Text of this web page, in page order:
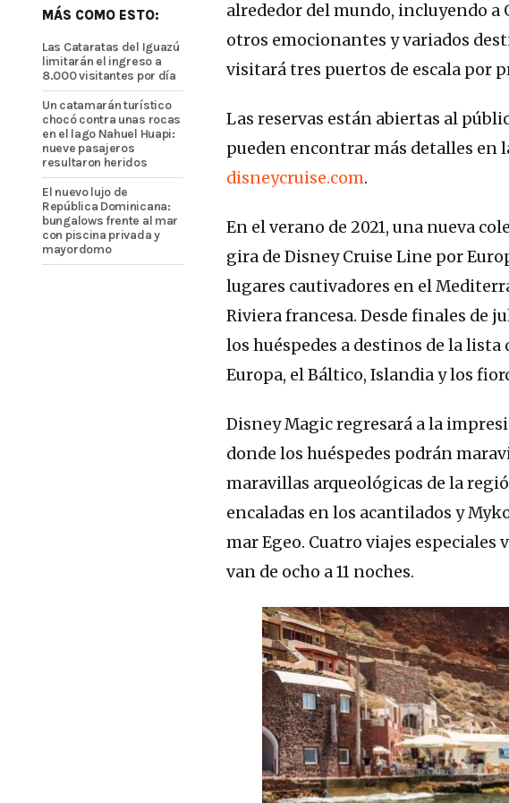
MÁS COMO ESTO:
Las Cataratas del Iguazú
limitarán el ingreso a
8.000 visitantes por día
Un catamarán turístico
chocó contra unas rocas
en el lago Nahuel Huapi:
nueve pasajeros
resultaron heridos
El nuevo lujo de
República Dominicana:
bungalows frente al mar
con piscina privada y
mayordomo
alrededor del mundo, incluyendo a
otros emocionantes y variados
visitará tres puertos de escala por
Las reservas están abiertas al
pueden encontrar más detalles en
disneycruise.com.
En el verano de 2021, una nueva
gira de Disney Cruise Line por
lugares cautivadores en el
Riviera francesa. Desde finales de
los huéspedes a destinos de la lista
Europa, el Báltico, Islandia y los
Disney Magic regresará a la
donde los huéspedes podrán
maravillas arqueológicas de la
encaladas en los acantilados y
mar Egeo. Cuatro viajes especiales
van de ocho a 11 noches.